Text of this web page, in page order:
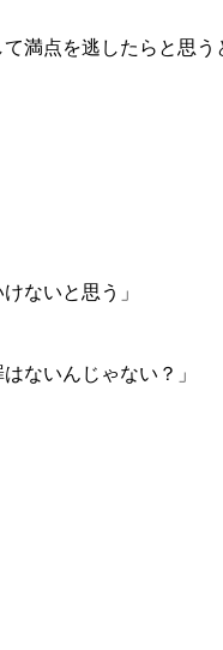
満点を逃したらと思う
ないと思う」
ないんじゃない？」